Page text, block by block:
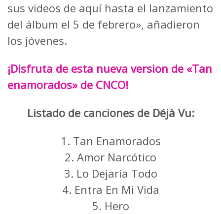
sus videos de aquí hasta el lanzamiento
del álbum el 5 de febrero», añadieron
los jóvenes.
¡Disfruta de esta nueva version de «Tan
enamorados» de CNCO!
Listado de canciones de Déjà Vu:
1. Tan Enamorados
2. Amor Narcótico
3. Lo Dejaría Todo
4. Entra En Mi Vida
5. Hero